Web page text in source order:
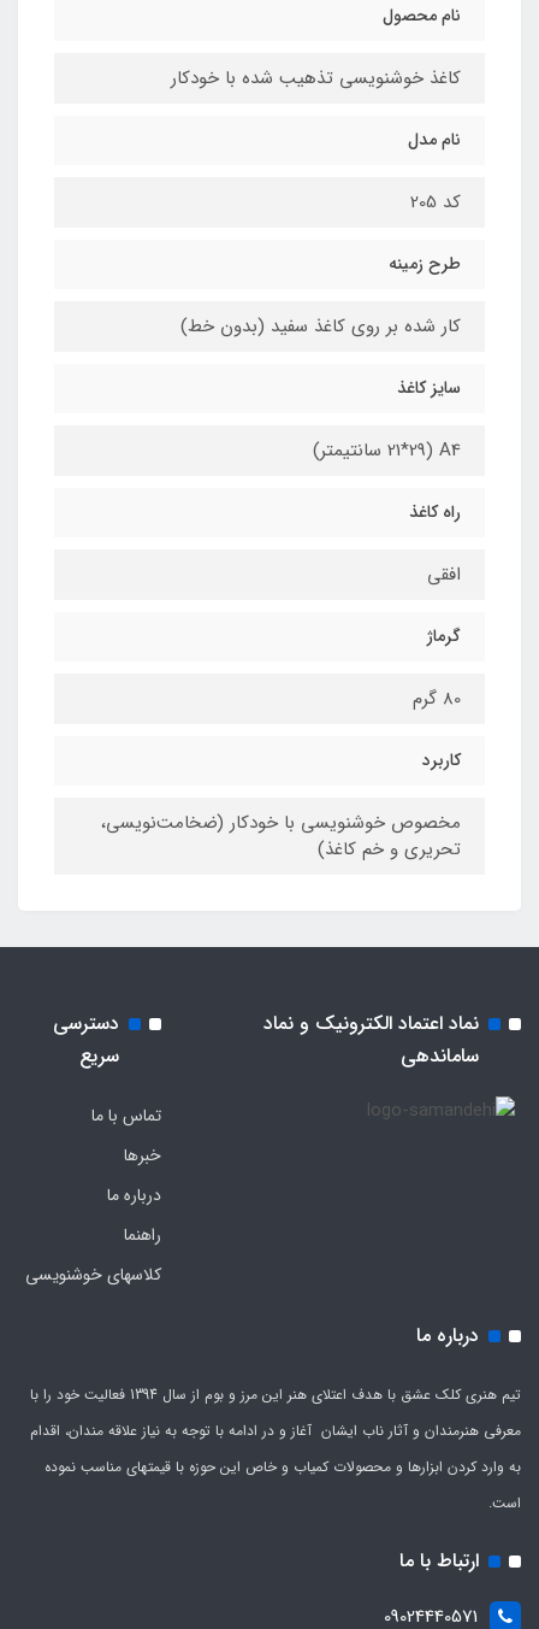
نام محصول
کاغذ خوشنویسی تذهیب شده با خودکار
نام مدل
کد 205
طرح زمینه
کار شده بر روی کاغذ سفید (بدون خط)
سایز کاغذ
A4 (21*29 سانتیمتر)
راه کاغذ
افقی
گرماژ
80 گرم
کاربرد
مخصوص خوشنویسی با خودکار (ضخامت‌نویسی،‌
تحریری و خم کاغذ)
نماد اعتماد الکترونیک و نماد
ساماندهی
دسترسی
سریع
تماس با ما
خبرها
درباره ما
راهنما
کلاسهای خوشنویسی
درباره ما
تیم هنری کلک عشق با هدف اعتلای هنر این مرز و بوم از سال 1394 فعالیت خود را با
معرفی هنرمندان و آثار ناب ایشان آغاز و در ادامه با توجه به نیاز علاقه مندان، اقدام
به وارد کردن ابزارها و محصولات کمیاب و خاص این حوزه با قیمتهای مناسب نموده
است.
ارتباط با ما
09024440571